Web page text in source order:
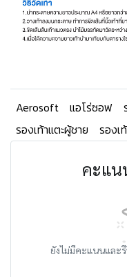
Aerosoft แอโร่ซอฟ
รองเท้าแตะผู้ชาย
รองเ
คะแน
ยังไม่มีคะแนนและ